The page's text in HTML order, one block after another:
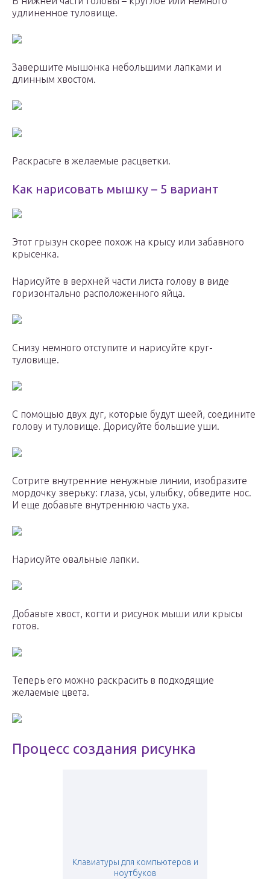
удлиненное туловище.
Завершите мышонка небольшими лапками и
длинным хвостом.
Раскрасьте в желаемые расцветки.
Как нарисовать мышку – 5 вариант
Этот грызун скорее похож на крысу или забавного
крысенка.
Нарисуйте в верхней части листа голову в виде
горизонтально расположенного яйца.
Снизу немного отступите и нарисуйте круг-
туловище.
С помощью двух дуг, которые будут шеей, соедините
голову и туловище. Дорисуйте большие уши.
Сотрите внутренние ненужные линии, изобразите
мордочку зверьку: глаза, усы, улыбку, обведите нос.
И еще добавьте внутреннюю часть уха.
Нарисуйте овальные лапки.
Добавьте хвост, когти и рисунок мыши или крысы
готов.
Теперь его можно раскрасить в подходящие
желаемые цвета.
Процесс создания рисунка
Клавиатуры для компьютеров и
ноутбуков